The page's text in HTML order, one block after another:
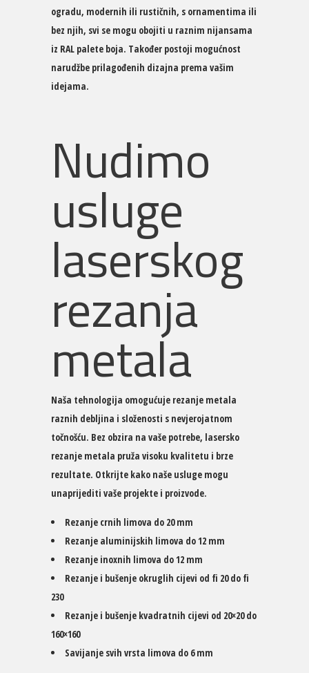
ogradu, modernih ili rustičnih, s ornamentima ili
bez njih, svi se mogu obojiti u raznim nijansama
iz RAL palete boja. Također postoji mogućnost
narudžbe prilagođenih dizajna prema vašim
idejama.
Nudimo
usluge
laserskog
rezanja
metala
Naša tehnologija omogućuje rezanje metala
raznih debljina i složenosti s nevjerojatnom
točnošću. Bez obzira na vaše potrebe, lasersko
rezanje metala pruža visoku kvalitetu i brze
rezultate. Otkrijte kako naše usluge mogu
unaprijediti vaše projekte i proizvode.
Rezanje crnih limova do 20 mm
Rezanje aluminijskih limova do 12 mm
Rezanje inoxnih limova do 12 mm
Rezanje i bušenje okruglih cijevi od fi 20 do fi
230
Rezanje i bušenje kvadratnih cijevi od 20×20 do
160×160
Savijanje svih vrsta limova do 6 mm